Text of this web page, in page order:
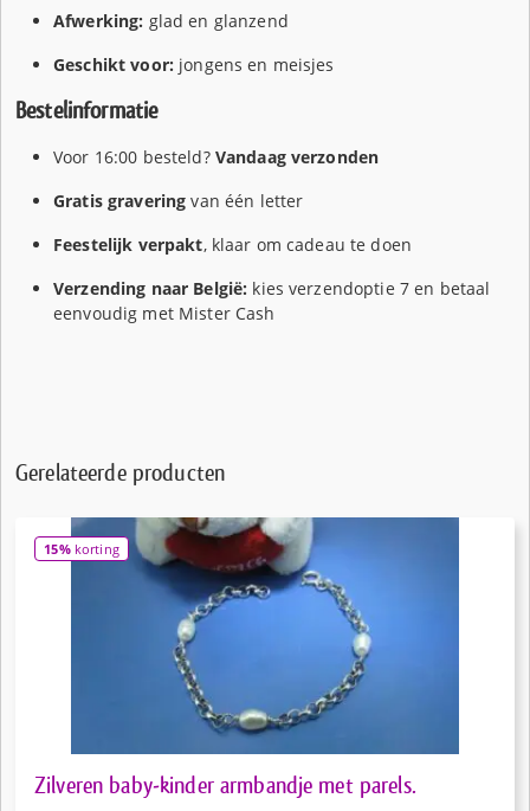
Afwerking: glad en glanzend
Geschikt voor: jongens en meisjes
Bestelinformatie
Voor 16:00 besteld? Vandaag verzonden
Gratis gravering van één letter
Feestelijk verpakt, klaar om cadeau te doen
Verzending naar België: kies verzendoptie 7 en betaal
eenvoudig met Mister Cash
Gerelateerde producten
15%korting
Zilveren baby-kinder armbandje met parels.